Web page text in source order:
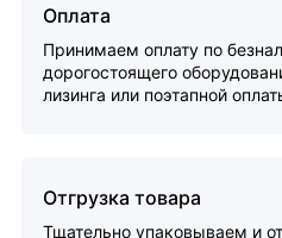
Оплата
Принимаем оплату по
дорогостоящего
лизинга или поэтапной
Отгрузка товара
Тщательно упаковываем и